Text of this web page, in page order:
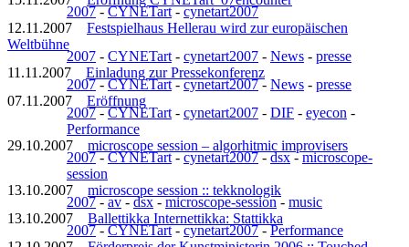
2007-CYNETart-cynetart2007
12.11.2007 Festspielhaus Hellerau wird zur europäischen
Weltbühne
2007 - CYNETart - cynetart2007 - News - presse
11.11.2007 Einladung zur Pressekonferenz
2007-CYNETart-cynetart2007- News - presse
07.11.2007 Eröffnung
2007-CYNETart - cynetart2007 - DIF - eyecon -
Performance
29.10.2007 microscope session – algorhitmic improvisers
2007-CYNETart-cynetart2007-dsx-microscope-
session
13.10.2007 microscope session :: tekknologik
2007-av-dsx-microscope-session- music
13.10.2007 Ballettikka Internettikka: Stattikka
2007-CYNETart-cynetart2007-Performance